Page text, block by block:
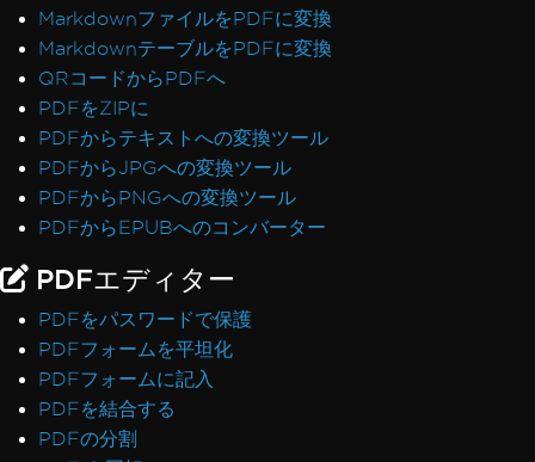
MarkdownファイルをPDFに変換
MarkdownテーブルをPDFに変換
QRコードからPDFへ
PDFをZIPに
PDFからテキストへの変換ツール
PDFからJPGへの変換ツール
PDFからPNGへの変換ツール
PDFからEPUBへのコンバーター
PDFエディター
PDFをパスワードで保護
PDFフォームを平坦化
PDFフォームに記入
PDFを結合する
PDFの分割